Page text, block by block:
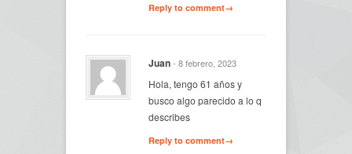
Reply to comment→
Juan- 8 febrero, 2023
Hola, tengo 61 años y
busco algo parecido a lo q
describes
Reply to comment→